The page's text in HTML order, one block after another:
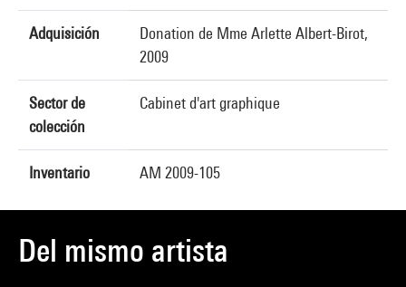
Adquisición
Donation de Mme Arlette Albert-Birot,
2009
Sector de
colección
Cabinet d'art graphique
Inventario AM 2009-105
Del mismo artista